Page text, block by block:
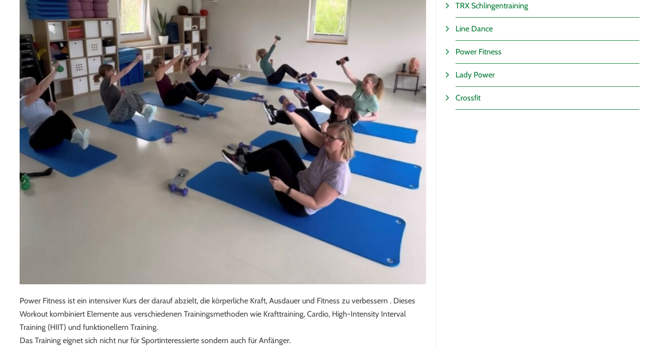
Power Fitness ist ein intensiver Kurs der darauf abzielt, die körperliche Kraft, Ausdauer und Fitness zu verbessern . Dieses
Workout kombiniert Elemente aus verschiedenen Trainingsmethoden wie Krafttraining, Cardio, High-Intensity Interval
Training (HIIT) und funktionellem Training.
Das Training eignet sich nicht nur für Sportinteressierte sondern auch für Anfänger.
TRX Schlingentraining
Line Dance
Power Fitness
Lady Power
Crossfit